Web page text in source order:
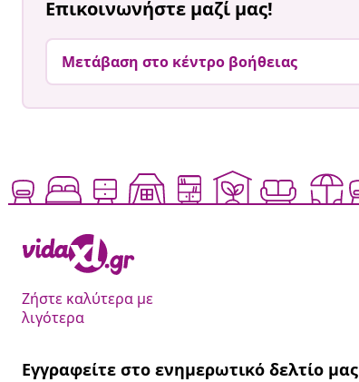
Επικοινωνήστε μαζί μας!
Μετάβαση στο κέντρο βοήθειας
Ζήστε καλύτερα με
λιγότερα
Εγγραφείτε στο ενημερωτικό δελτίο μας